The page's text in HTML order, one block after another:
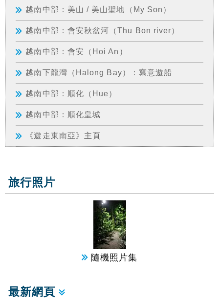
越南中部：美山 / 美山聖地（My Son）
越南中部：會安秋盆河（Thu Bon river）
越南中部：會安（Hoi An）
越南下龍灣（Halong Bay）：寫意遊船
越南中部：順化（Hue）
越南中部：順化皇城
《遊走東南亞》主頁
旅行照片
隨機照片集
最新網頁